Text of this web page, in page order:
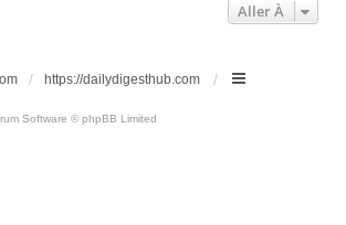
Aller À
https://dailydigesthub.com
Software © phpBB Limited